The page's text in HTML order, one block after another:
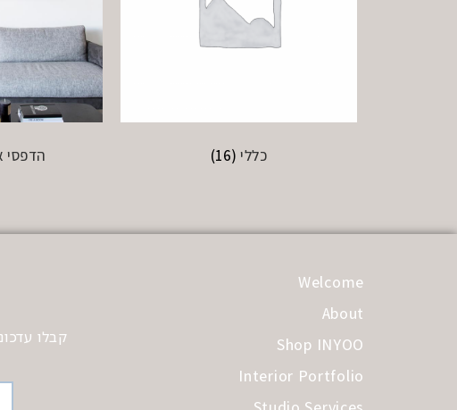
כללי (16) הדפסי
Welcome
About
Shop INYOO
Interior Portfolio
קבלו